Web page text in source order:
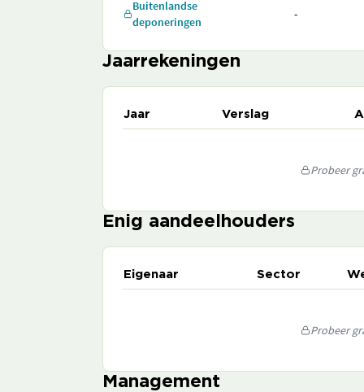
Buitenlandse
deponeringen
-
Jaarrekeningen
Jaar Verslag
Probeer
Enig aandeelhouders
Eigenaar Sector
Probeer
Management